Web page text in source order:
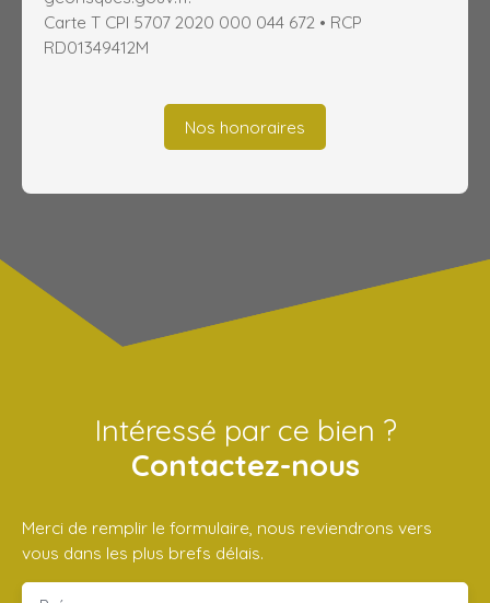
Carte T CPI 5707 2020 000 044 672 • RCP
RD01349412M
Nos honoraires
Intéressé par ce bien ?
Contactez-nous
Merci de remplir le formulaire, nous reviendrons vers
vous dans les plus brefs délais.